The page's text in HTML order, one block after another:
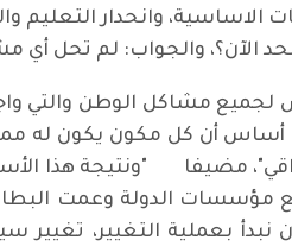
الاساسية، وانحدار
لجميع مشاكل الوطن والتي
أن كل مكون يكون له ممثل
مضيفا "ونتيجة هذا
مؤسسات الدولة وعمت
نبدأ بعملية التغيير،